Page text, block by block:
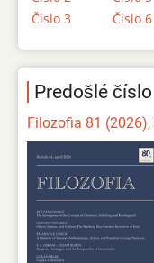
Číslo 3
Číslo 6
Predošlé číslo
Filozofia 81 (2026),